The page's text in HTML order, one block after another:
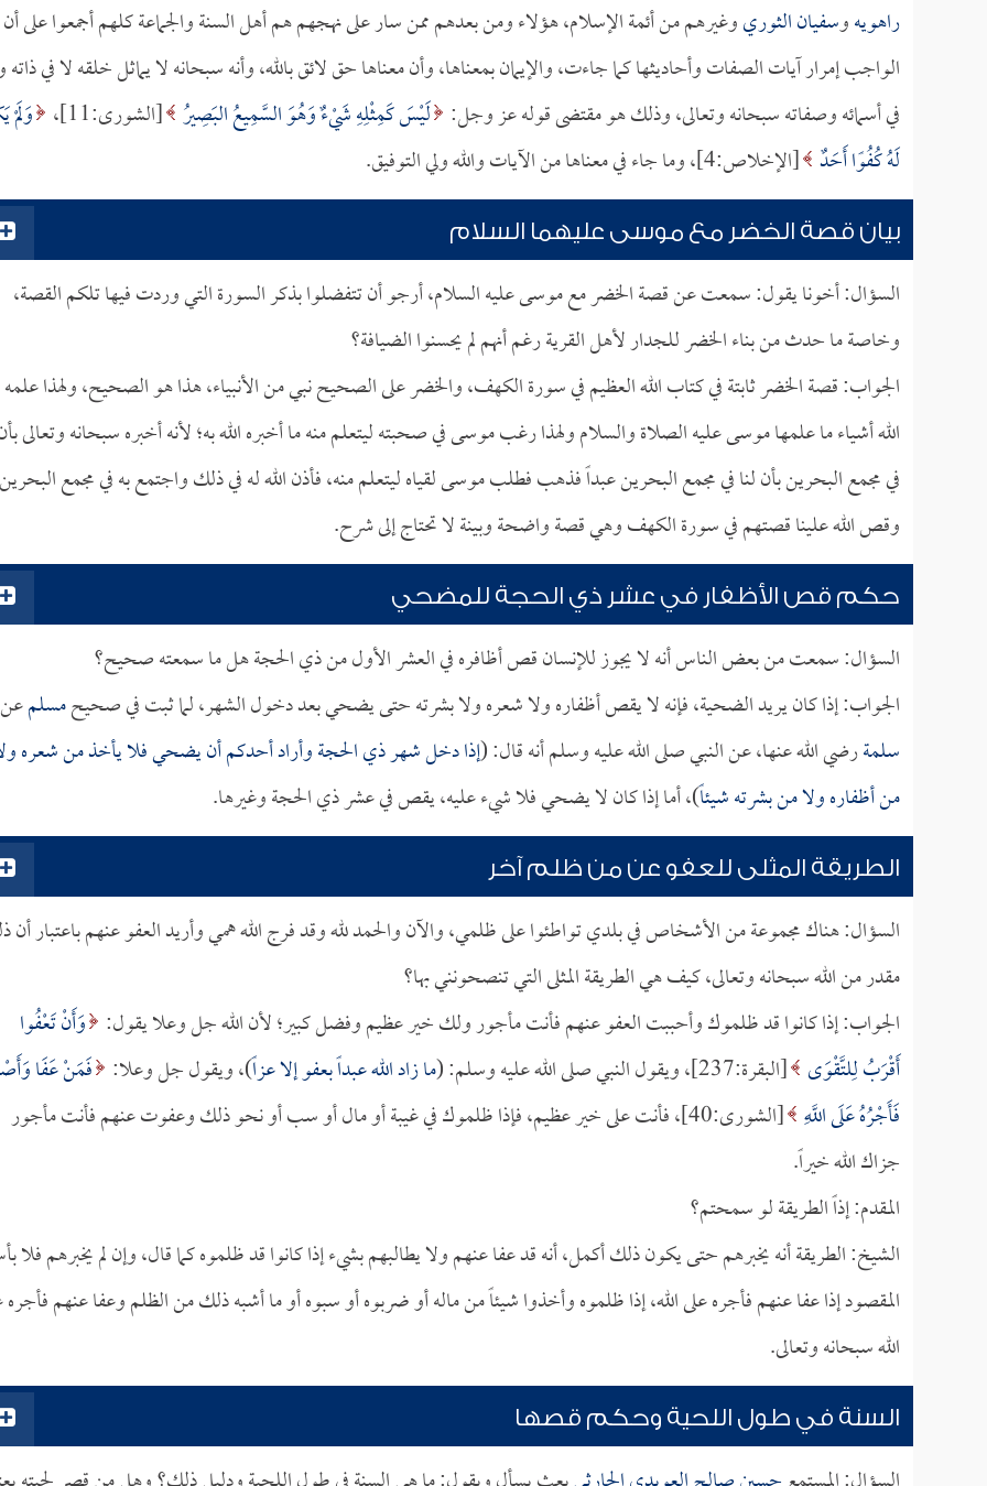
راهويهوسفيان الثوريوغيرهم من أئمة الإسلام، هؤلاء ومن بعدهم ممن سار على نهجهم هم أهل السنة والجماعة كلهم أجمعوا على أن
الواجب إمرار آيات الصفات وأحاديثها كما جاءت، والإيمان بمعناها، وأن معناها حق لائق بالله، وأنه سبحانه لا يماثل خلقه لا في ذاته
في أسمائه وصفاته سبحانه وتعالى، وذلك هو مقتضى قوله عز وجل: لَيْسَ كَمِثْلِهِ شَيْءٌ وَهُوَ السَّمِيعُ البَصِيرُ [الشورى:11]،
لَهُ كُفُوًا أَحَدٌ [الإخلاص:4]، وما جاء في معناها من الآيات والله ولي التوفيق.
بيان قصة الخضر مع موسى عليهما السلام
السؤال: أخونا يقول: سمعت عن قصة الخضر مع موسى عليه السلام، أرجو أن تتفضلوا بذكر السورة التي وردت فيها تلكم القصة،
وخاصة ما حدث من بناء الخضر للجدار لأهل القرية رغم أنهم لم يحسنوا الضيافة؟
الجواب: قصة الخضر ثابتة في كتاب الله العظيم في سورة الكهف، والخضر على الصحيح نبي من الأنبياء، هذا هو الصحيح، ولهذا علمه
الله أشياء ما علمها موسى عليه الصلاة والسلام ولهذا رغب موسى في صحبته ليتعلم منه ما أخبره الله به؛ لأنه أخبره سبحانه وتعالى
في مجمع البحرين بأن لنا في مجمع البحرين عبداً فذهب فطلب موسى لقياه ليتعلم منه، فأذن الله له في ذلك واجتمع به في مجمع البحرين
وقص الله علينا قصتهم في سورة الكهف وهي قصة واضحة وبينة لا تحتاج إلى شرح.
حكم قص الأظفار في عشر ذي الحجة للمضحي
السؤال: سمعت من بعض الناس أنه لا يجوز للإنسان قص أظافره في العشر الأول من ذي الحجة هل ما سمعته صحيح؟
الجواب: إذا كان يريد الضحية، فإنه لا يقص أظفاره ولا شعره ولا بشرته حتى يضحي بعد دخول الشهر، لما ثبت في صحيحمسلم
سلمةرضي الله عنها، عن النبي صلى الله عليه وسلم أنه قال: (إذا دخل شهر ذي الحجة وأراد أحدكم أن يضحي فلا يأخذ من شعره
من أظفاره ولا من بشرته شيئاً)، أما إذا كان لا يضحي فلا شيء عليه، يقص في عشر ذي الحجة وغيرها.
الطريقة المثلى للعفو عن من ظلم آخر
السؤال: هناك مجموعة من الأشخاص في بلدي تواطئوا على ظلمي، والآن والحمد لله وقد فرج الله همي وأريد العفو عنهم باعتبار أن
مقدر من الله سبحانه وتعالى، كيف هي الطريقة المثلى التي تنصحونني بها؟
الجواب: إذا كانوا قد ظلموك وأحببت العفو عنهم فأنت مأجور ولك خير عظيم وفضل كبير؛ لأن الله جل وعلا يقول: وَأَنْ تَعْفُوا
أَقْرَبُ لِلتَّقْوَى [البقرة:237]، ويقول النبي صلى الله عليه وسلم: ( ما زاد الله عبداً بعفو إلا عزاً)، ويقول جل وعلا: فَمَنْ عَفَا
فَأَجْرُهُ عَلَى اللَّهِ
[الشورى:40]، فأنت على خير عظيم، فإذا ظلموك في غيبة أو مال أو سب أو نحو ذلك وعفوت عنهم فأنت مأجور
جزاك الله خيراً.
المقدم: إذاً الطريقة لو سمحتم؟
الشيخ: الطريقة أنه يخبرهم حتى يكون ذلك أكمل، أنه قد عفا عنهم ولا يطالبهم بشيء إذا كانوا قد ظلموه كما قال، وإن لم يخبرهم فلا
المقصود إذا عفا عنهم فأجره على الله، إذا ظلموه وأخذوا شيئاً من ماله أو ضربوه أو سبوه أو ما أشبه ذلك من الظلم وعفا عنهم فأجره
الله سبحانه وتعالى.
السنة في طول اللحية وحكم قصها